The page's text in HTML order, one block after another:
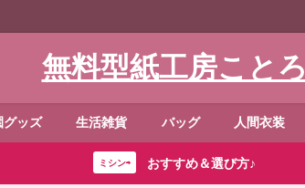
無料型紙工房ことろ
グッズ 生活雑貨 バッグ 人間衣装
ミシン⇨ おすすめ＆選び方♪